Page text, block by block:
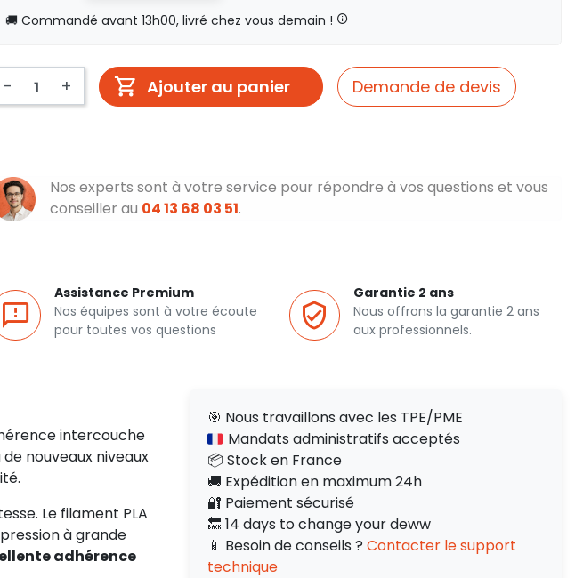
🚚 Commandé avant 13h00, livré chez vous demain !
- + Ajouter au panier Demande de devis
Nos experts sont à votre service pour répondre à vos questions et vous
conseiller au 04 13 68 03 51.
Assistance Premium
Nos équipes sont à votre écoute
pour toutes vos questions
Garantie 2 ans
Nous offrons la garantie 2 ans
aux professionnels.
intercouche
nouveaux niveaux
Le filament PLA
à grande
adhérence
🎯 Nous travaillons avec les TPE/PME
Mandats administratifs acceptés
📦 Stock en France
🚚 Expédition en maximum 24h
🔐 Paiement sécurisé
🔙 14 days to change your deww
📱 Besoin de conseils ? Contacter le support
technique